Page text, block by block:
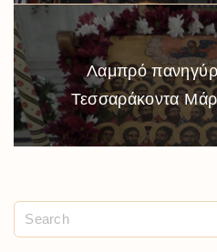
Λαμπρό
Τεσσαράκοντα